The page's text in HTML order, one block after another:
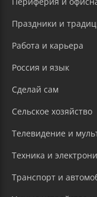
Праздники и
Работа и карьера
Россия и язык
Сделай сам
Сельское хозяйство
Телевидение и
Техника и
Транспорт и